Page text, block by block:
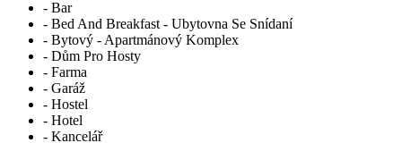
- Bar
- Bed And Breakfast - Ubytovna Se Snídaní
- Bytový - Apartmánový Komplex
- Dům Pro Hosty
- Farma
- Garáž
- Hostel
- Hotel
- Kancelář